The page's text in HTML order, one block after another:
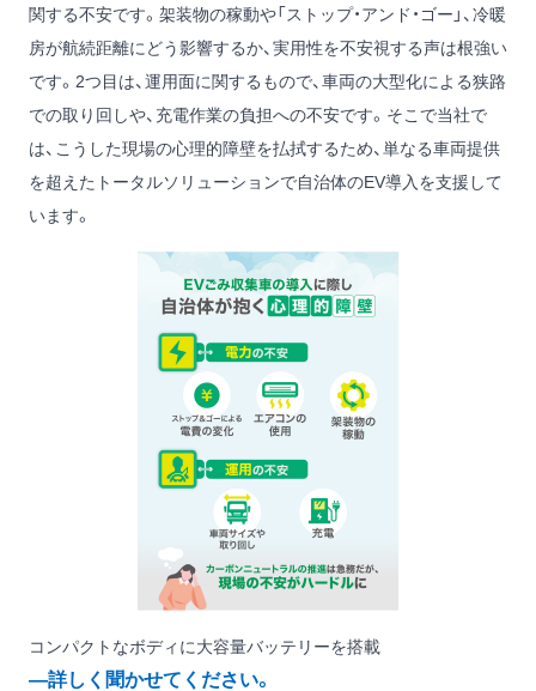
関する不安です。架装物の稼動や「ストップ・アンド・ゴー」、冷暖
房が航続距離にどう影響するか、実用性を不安視する声は根強い
です。2つ目は、運用面に関するもので、車両の大型化による狭路
での取り回しや、充電作業の負担への不安です。そこで当社で
は、こうした現場の心理的障壁を払拭するため、単なる車両提供
を超えたトータルソリューションで自治体のEV導入を支援して
います。
コンパクトなボディに大容量バッテリーを搭載
―詳しく聞かせてください。